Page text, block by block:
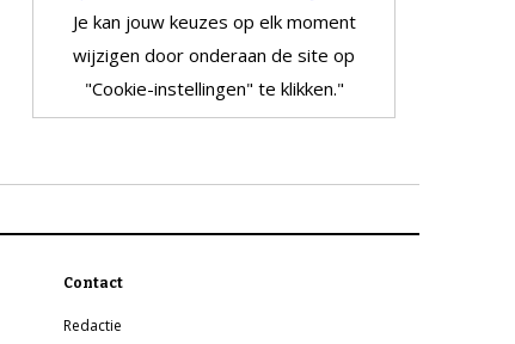
Je kan jouw keuzes op elk moment
wijzigen door onderaan de site op
"Cookie-instellingen" te klikken."
Contact
Redactie